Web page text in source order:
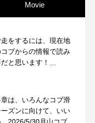
Movie
をするには、現在地
ブからの情報で読み
と思います！
は、いろんなコブ滑
ズンに向けて、いい